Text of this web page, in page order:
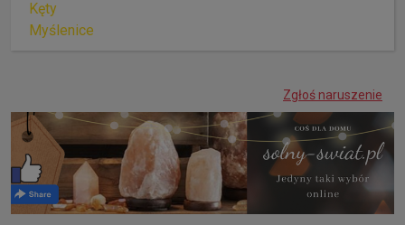
Kęty
Myślenice
Zgłoś naruszenie